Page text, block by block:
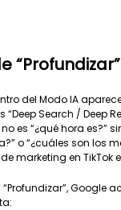
del Modo IA
“Deep Search / Deep
es “¿qué hora es?”
o “¿cuáles son los
marketing en TikTok
Google